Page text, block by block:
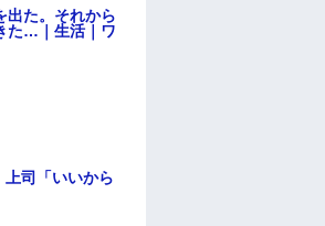
出た。それから
た…｜生活｜ワ
司「いいから